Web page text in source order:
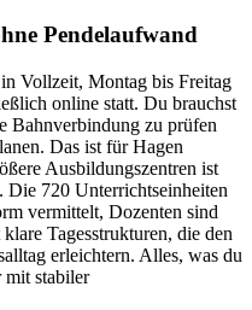
Pendelaufwand
Vollzeit, Montag bis Freitag
online statt. Du brauchst
Bahnverbindung zu prüfen
Das ist für Hagen
Ausbildungszentren ist
Die 720 Unterrichtseinheiten
vermittelt, Dozenten sind
Tagesstrukturen, die den
erleichtern. Alles, was du
mit stabiler